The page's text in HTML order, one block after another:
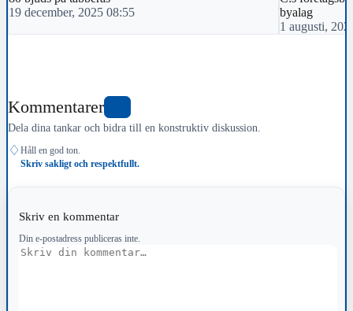
19 december, 2025 08:55
byalag
1 augusti,
Kommentarer
Dela dina tankar och bidra till en konstruktiv diskussion.
♢ Håll en god ton.
Skriv sakligt och respektfullt.
Skriv en kommentar
Din e-postadress publiceras inte.
Kommentar